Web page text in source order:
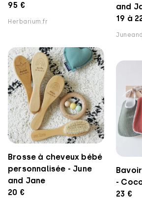
95 €
Herbarium.fr
and
19 à
Brosse à cheveux bébé
personnalisée - June
and Jane
20 €
-
23 €